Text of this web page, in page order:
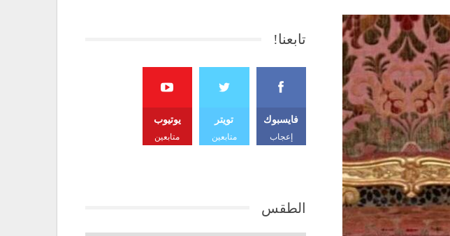
تابعنا!
فايسبوك
إعجاب
تويتر
متابعين
يوتيوب
متابعين
الطقس